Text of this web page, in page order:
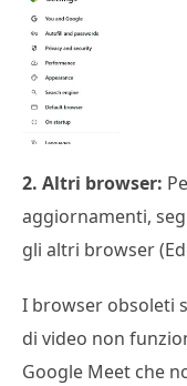
2. Altri browser:
aggiornamenti,
gli altri browser
I browser obsoleti
di video non
Google Meet che